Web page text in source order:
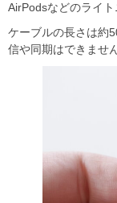
AirPodsなどのライト
ケーブルの長さは約
信や同期はできません